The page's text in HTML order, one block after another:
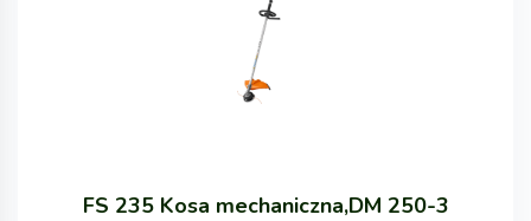
FS 235 Kosa mechaniczna,DM 250-3